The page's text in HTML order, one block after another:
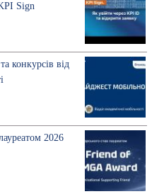
Sign
конкурсів від
2026